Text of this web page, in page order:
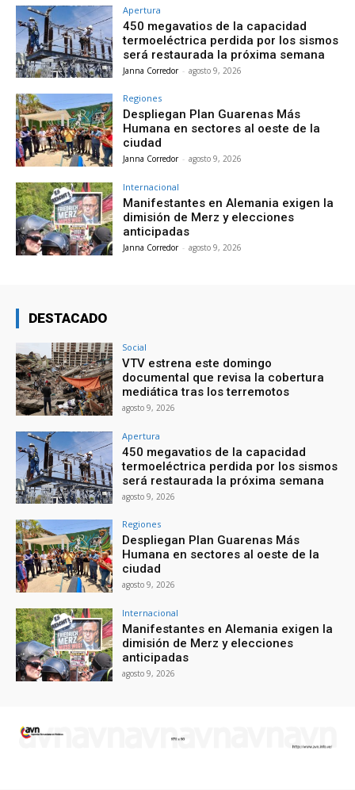
Apertura
450 megavatios de la capacidad
termoeléctrica perdida por los sismos
será restaurada la próxima semana
Janna Corredor - agosto 9, 2026
Regiones
Despliegan Plan Guarenas Más
Humana en sectores al oeste de la
ciudad
Janna Corredor - agosto 9, 2026
Internacional
Manifestantes en Alemania exigen la
dimisión de Merz y elecciones
anticipadas
Janna Corredor - agosto 9, 2026
DESTACADO
Social
VTV estrena este domingo
documental que revisa la cobertura
mediática tras los terremotos
agosto 9, 2026
Apertura
450 megavatios de la capacidad
termoeléctrica perdida por los sismos
será restaurada la próxima semana
agosto 9, 2026
Regiones
Despliegan Plan Guarenas Más
Humana en sectores al oeste de la
ciudad
agosto 9, 2026
Internacional
Manifestantes en Alemania exigen la
dimisión de Merz y elecciones
anticipadas
agosto 9, 2026